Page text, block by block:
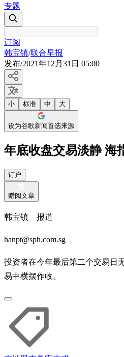
专题
订阅
韩宝镇/联合早报
发布/2021年12月31日 05:00
小 标准 中 大
设为谷歌新闻首选来源
年底收盘交易淡静 海
订户
赠阅文章
韩宝镇 报道
hanpt@sph.com.sg
投资者在今年最后第二个交易日
易中横摆作收。